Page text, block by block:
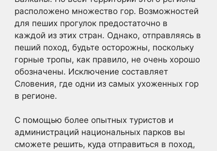
расположено множество гор. Возможностей
для пеших прогулок предостаточно в
каждой из этих стран. Однако, отправляясь в
пеший поход, будьте осторожны, поскольку
горные тропы, как правило, не очень хорошо
обозначены. Исключение составляет
Словения, где одни из самых ухоженных гор
в регионе.
С помощью более опытных туристов и
администраций национальных парков вы
сможете решить, куда отправиться в поход,